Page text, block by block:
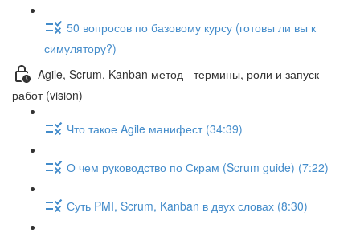
50 вопросов по базовому курсу (готовы ли вы к
симулятору?)
Agile, Scrum, Kanban метод - термины, роли и запуск
работ (vision)
Что такое Agile манифест (34:39)
О чем руководство по Скрам (Scrum guide) (7:22)
Суть PMI, Scrum, Kanban в двух словах (8:30)